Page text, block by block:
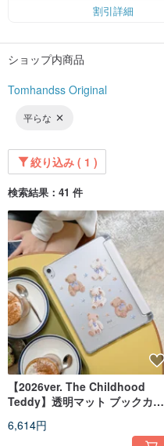
割引詳細
ショップ内商品
Tomhandss Original
平らな
絞り込み ( 1 )
検索結果：41 件
【2026ver. The Childhood
Teddy】透明マット ブックカバ
6,614円